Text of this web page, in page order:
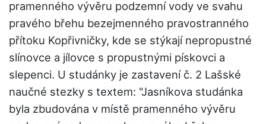
pramenného vývěru podzemní vody ve svahu
pravého břehu bezejmenného pravostranného
přítoku Kopřivničky, kde se stýkají nepropustné
slínovce a jílovce s propustnými pískovci a
slepenci. U studánky je zastavení č. 2 Lašské
naučné stezky s textem: "Jasníkova studánka
byla zbudována v místě pramenného vývěru